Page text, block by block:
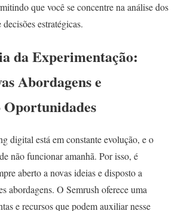
que você se concentre na análise dos
estratégicas.
da Experimentação:
Abordagens e
Oportunidades
digital está em constante evolução, e o
não funcionar amanhã. Por isso, é
aberto a novas ideias e disposto a
abordagens. O Semrush oferece uma
e recursos que podem auxiliar nesse